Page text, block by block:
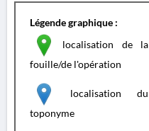
Légende graphique :
localisation de la
fouille/de l'opération
localisation du
toponyme